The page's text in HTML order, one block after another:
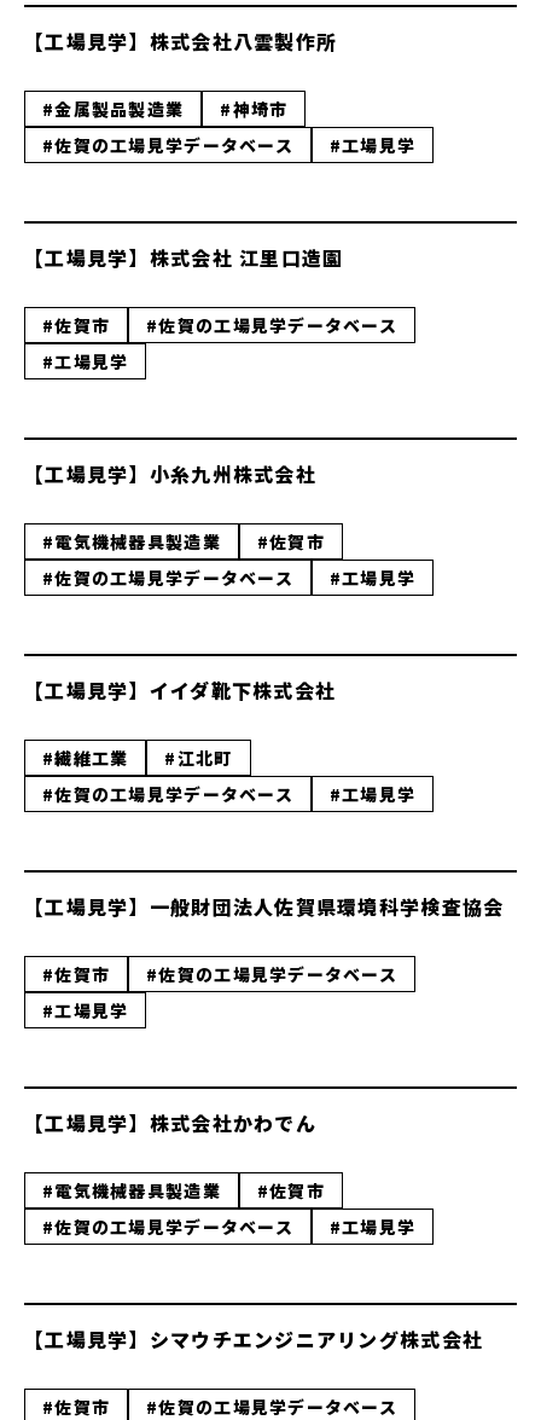
【工場見学】株式会社八雲製作所
#金属製品製造業
#神埼市
#佐賀の工場見学データベース
#工場見学
【工場見学】株式会社 江里口造園
#佐賀市
#佐賀の工場見学データベース
#工場見学
【工場見学】小糸九州株式会社
#電気機械器具製造業
#佐賀市
#佐賀の工場見学データベース
#工場見学
【工場見学】イイダ靴下株式会社
#繊維工業
#江北町
#佐賀の工場見学データベース
#工場見学
【工場見学】一般財団法人佐賀県環境科学検査協会
#佐賀市
#佐賀の工場見学データベース
#工場見学
【工場見学】株式会社かわでん
#電気機械器具製造業
#佐賀市
#佐賀の工場見学データベース
#工場見学
【工場見学】シマウチエンジニアリング株式会社
#佐賀市
#佐賀の工場見学データベース